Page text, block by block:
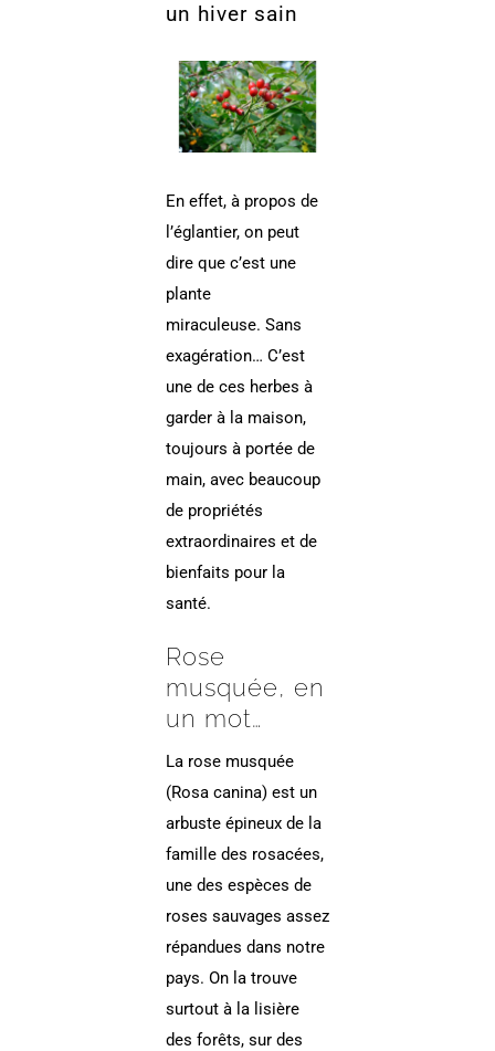
un hiver sain
Voir
l'image
agrandie
En effet, à propos de
l’églantier, on peut
dire que c’est une
plante
miraculeuse. Sans
exagération… C’est
une de ces herbes à
garder à la maison,
toujours à portée de
main, avec beaucoup
de propriétés
extraordinaires et de
bienfaits pour la
santé.
Rose
musquée, en
un mot…
La rose musquée
(Rosa canina) est un
arbuste épineux de la
famille des rosacées,
une des espèces de
roses sauvages assez
répandues dans notre
pays. On la trouve
surtout à la lisière
des forêts, sur des